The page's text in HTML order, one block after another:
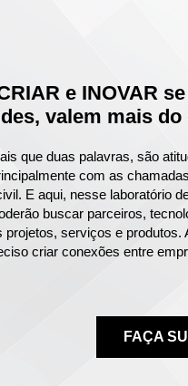
e INOVAR
valem mais
que duas palavras, são
com as
E aqui, nesse laboratório
buscar parceiros,
projetos, serviços e produtos.
criar conexões entre
FAÇA